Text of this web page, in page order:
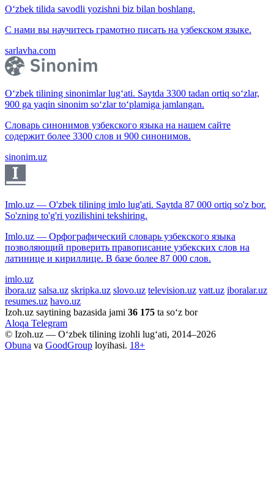
O‘zbek tilida savodli yozishni biz bilan boshlang.
С нами вы научитесь грамотно писать на узбекском языке.
sarlavha.com
O‘zbek tilining sinonimlar lug‘ati. Saytda 3300 tadan ortiq so‘zlar,
900 ga yaqin sinonim so‘zlar to‘plamiga jamlangan.
Словарь синонимов узбекского языка на нашем сайте
содержит более 3300 слов и 900 синонимов.
sinonim.uz
Imlo.uz — O'zbek tilining imlo lug'ati. Saytda 87 000 ortiq so'z bor.
So'zning to'g'ri yozilishini tekshiring.
Imlo.uz — Орфографический словарь узбекского языка
позволяющий проверить правописание узбекских слов на
латинице и кириллице. В базе более 87 000 слов.
imlo.uz
ibora.uz salsa.uz skripka.uz slovo.uz television.uz vatt.uz iboralar.uz
resumes.uz havo.uz
Izoh.uz saytining bazasida jami 36 175 ta so‘z bor
Aloqa Telegram
© Izoh.uz — O‘zbek tilining izohli lug‘ati, 2014–2026
Obuna va GoodGroup loyihasi. 18+